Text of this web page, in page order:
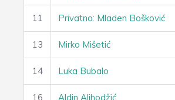
11 Privatno: Mladen Bošković
13 Mirko Mišetić
14 Luka Bubalo
16 Aldin Alihodžić